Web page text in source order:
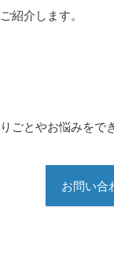
紹介します。
ごとやお悩みをで
お問い合